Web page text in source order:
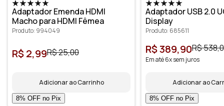
Adaptador Emenda HDMI
Macho para HDMI Fêmea
Produto: 994049
R$ 2,99R$ 25,00
Adicionar ao Carrinho
Adaptador USB 2.0
Display
Produto: 685611
R$ 389,90R$
Em até 6x sem juros
Adicionar ao